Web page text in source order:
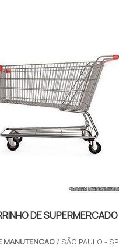
DE SUPERMERCADO
MANUTENCAO / SÃO PAULO - SP